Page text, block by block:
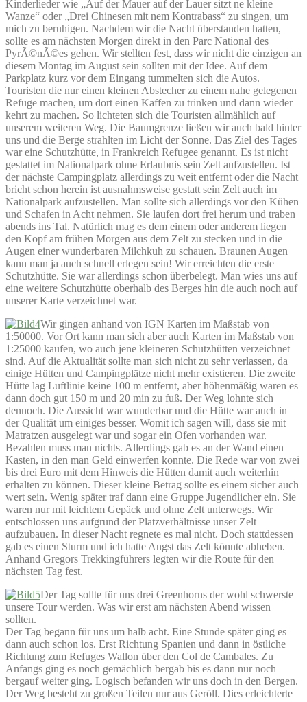
Kinderlieder wie „Auf der Mauer auf der Lauer sitzt ne kleine
Wanze“ oder „Drei Chinesen mit nem Kontrabass“ zu singen, um
mich zu beruhigen. Nachdem wir die Nacht überstanden hatten,
sollte es am nächsten Morgen direkt in den Parc National des
PyrÃ©nÃ©es gehen. Wir stellten fest, dass wir nicht die einzigen an
diesem Montag im August sein sollten mit der Idee. Auf dem
Parkplatz kurz vor dem Eingang tummelten sich die Autos.
Touristen die nur einen kleinen Abstecher zu einem nahe gelegenen
Refuge machen, um dort einen Kaffen zu trinken und dann wieder
kehrt zu machen. So lichteten sich die Touristen allmählich auf
unserem weiteren Weg. Die Baumgrenze ließen wir auch bald hinter
uns und die Berge strahlten im Licht der Sonne. Das Ziel des Tages
war eine Schutzhütte, in Frankreich Refugee genannt. Es ist nicht
gestattet im Nationalpark ohne Erlaubnis sein Zelt aufzustellen. Ist
der nächste Campingplatz allerdings zu weit entfernt oder die Nacht
bricht schon herein ist ausnahmsweise gestatt sein Zelt auch im
Nationalpark aufzustellen. Man sollte sich allerdings vor den Kühen
und Schafen in Acht nehmen. Sie laufen dort frei herum und traben
abends ins Tal. Natürlich mag es dem einem oder anderem liegen
den Kopf am frühen Morgen aus dem Zelt zu stecken und in die
Augen einer wunderbaren Milchkuh zu schauen. Braunen Augen
kann man ja auch schnell erlegen sein! Wir erreichten die erste
Schutzhütte. Sie war allerdings schon überbelegt. Man wies uns auf
eine weitere Schutzhütte oberhalb des Berges hin die auch noch auf
unserer Karte verzeichnet war.
Wir gingen anhand von IGN Karten im Maßstab von
1:50000. Vor Ort kann man sich aber auch Karten im Maßstab von
1:25000 kaufen, wo auch jene kleineren Schutzhütten verzeichnet
sind. Auf die Aktualität sollte man sich nicht zu sehr verlassen, da
einige Hütten und Campingplätze nicht mehr existieren. Die zweite
Hütte lag Luftlinie keine 100 m entfernt, aber höhenmäßig waren es
dann doch gut 150 m und 20 min zu fuß. Der Weg lohnte sich
dennoch. Die Aussicht war wunderbar und die Hütte war auch in
der Qualität um einiges besser. Womit ich sagen will, dass sie mit
Matratzen ausgelegt war und sogar ein Ofen vorhanden war.
Bezahlen muss man nichts. Allerdings gab es an der Wand einen
Kasten, in den man Geld einwerfen konnte. Die Rede war von zwei
bis drei Euro mit dem Hinweis die Hütten damit auch weiterhin
erhalten zu können. Dieser kleine Betrag sollte es einem sicher auch
wert sein. Wenig später traf dann eine Gruppe Jugendlicher ein. Sie
waren nur mit leichtem Gepäck und ohne Zelt unterwegs. Wir
entschlossen uns aufgrund der Platzverhältnisse unser Zelt
aufzubauen. In dieser Nacht regnete es mal nicht. Doch stattdessen
gab es einen Sturm und ich hatte Angst das Zelt könnte abheben.
Anhand Gregors Trekkingführers legten wir die Route für den
nächsten Tag fest.
Der Tag sollte für uns drei Greenhorns der wohl schwerste
unsere Tour werden. Was wir erst am nächsten Abend wissen
sollten.
Der Tag begann für uns um halb acht. Eine Stunde später ging es
dann auch schon los. Erst Richtung Spanien und dann in östliche
Richtung zum Refuges Wallon über den Col de Cambales. Zu
Anfangs ging es noch gemächlich bergab bis es dann nur noch
bergauf weiter ging. Logisch befanden wir uns doch in den Bergen.
Der Weg besteht zu großen Teilen nur aus Geröll. Dies erleichterte